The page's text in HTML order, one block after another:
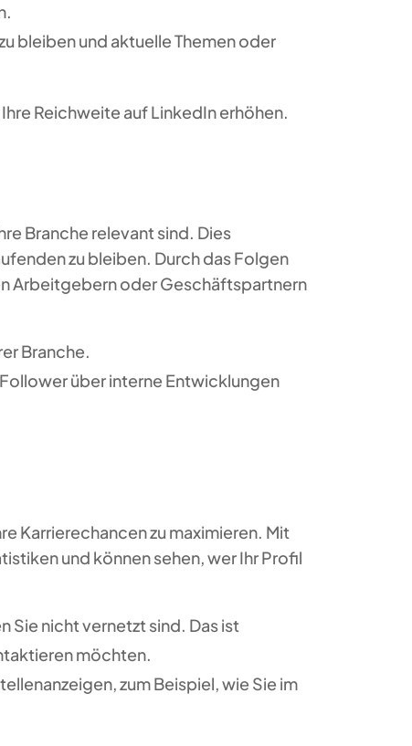
bleiben und aktuelle Themen oder
Reichweite auf LinkedIn erhöhen.
Branche relevant sind. Dies
zu bleiben. Durch das Folgen
Arbeitgebern oder Geschäftspartnern
Branche.
über interne Entwicklungen
Karrierechancen zu maximieren. Mit
und können sehen, wer Ihr Profil
Sie nicht vernetzt sind. Das ist
möchten.
zum Beispiel, wie Sie im